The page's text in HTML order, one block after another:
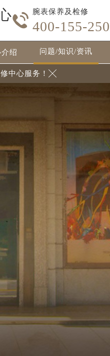

腕表保养及检修
400-155-
绍 问题/知识/资讯
中心服务！ 